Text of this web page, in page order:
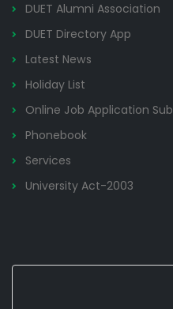
DUET Alumni Association
DUET Directory App
Latest News
Holiday List
Online Job Application
Phonebook
Services
University Act-2003